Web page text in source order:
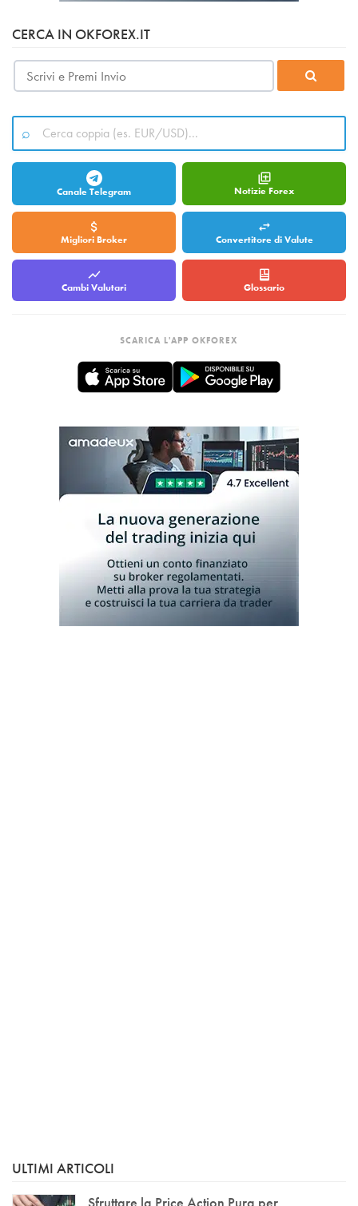
CERCA IN OKFOREX.IT
Canale Telegram Notizie Forex
Migliori Broker Convertitore di Valute
Cambi Valutari Glossario
SCARICA L'APP OKFOREX
ULTIMI ARTICOLI
Sfruttare la Price Action Pura per